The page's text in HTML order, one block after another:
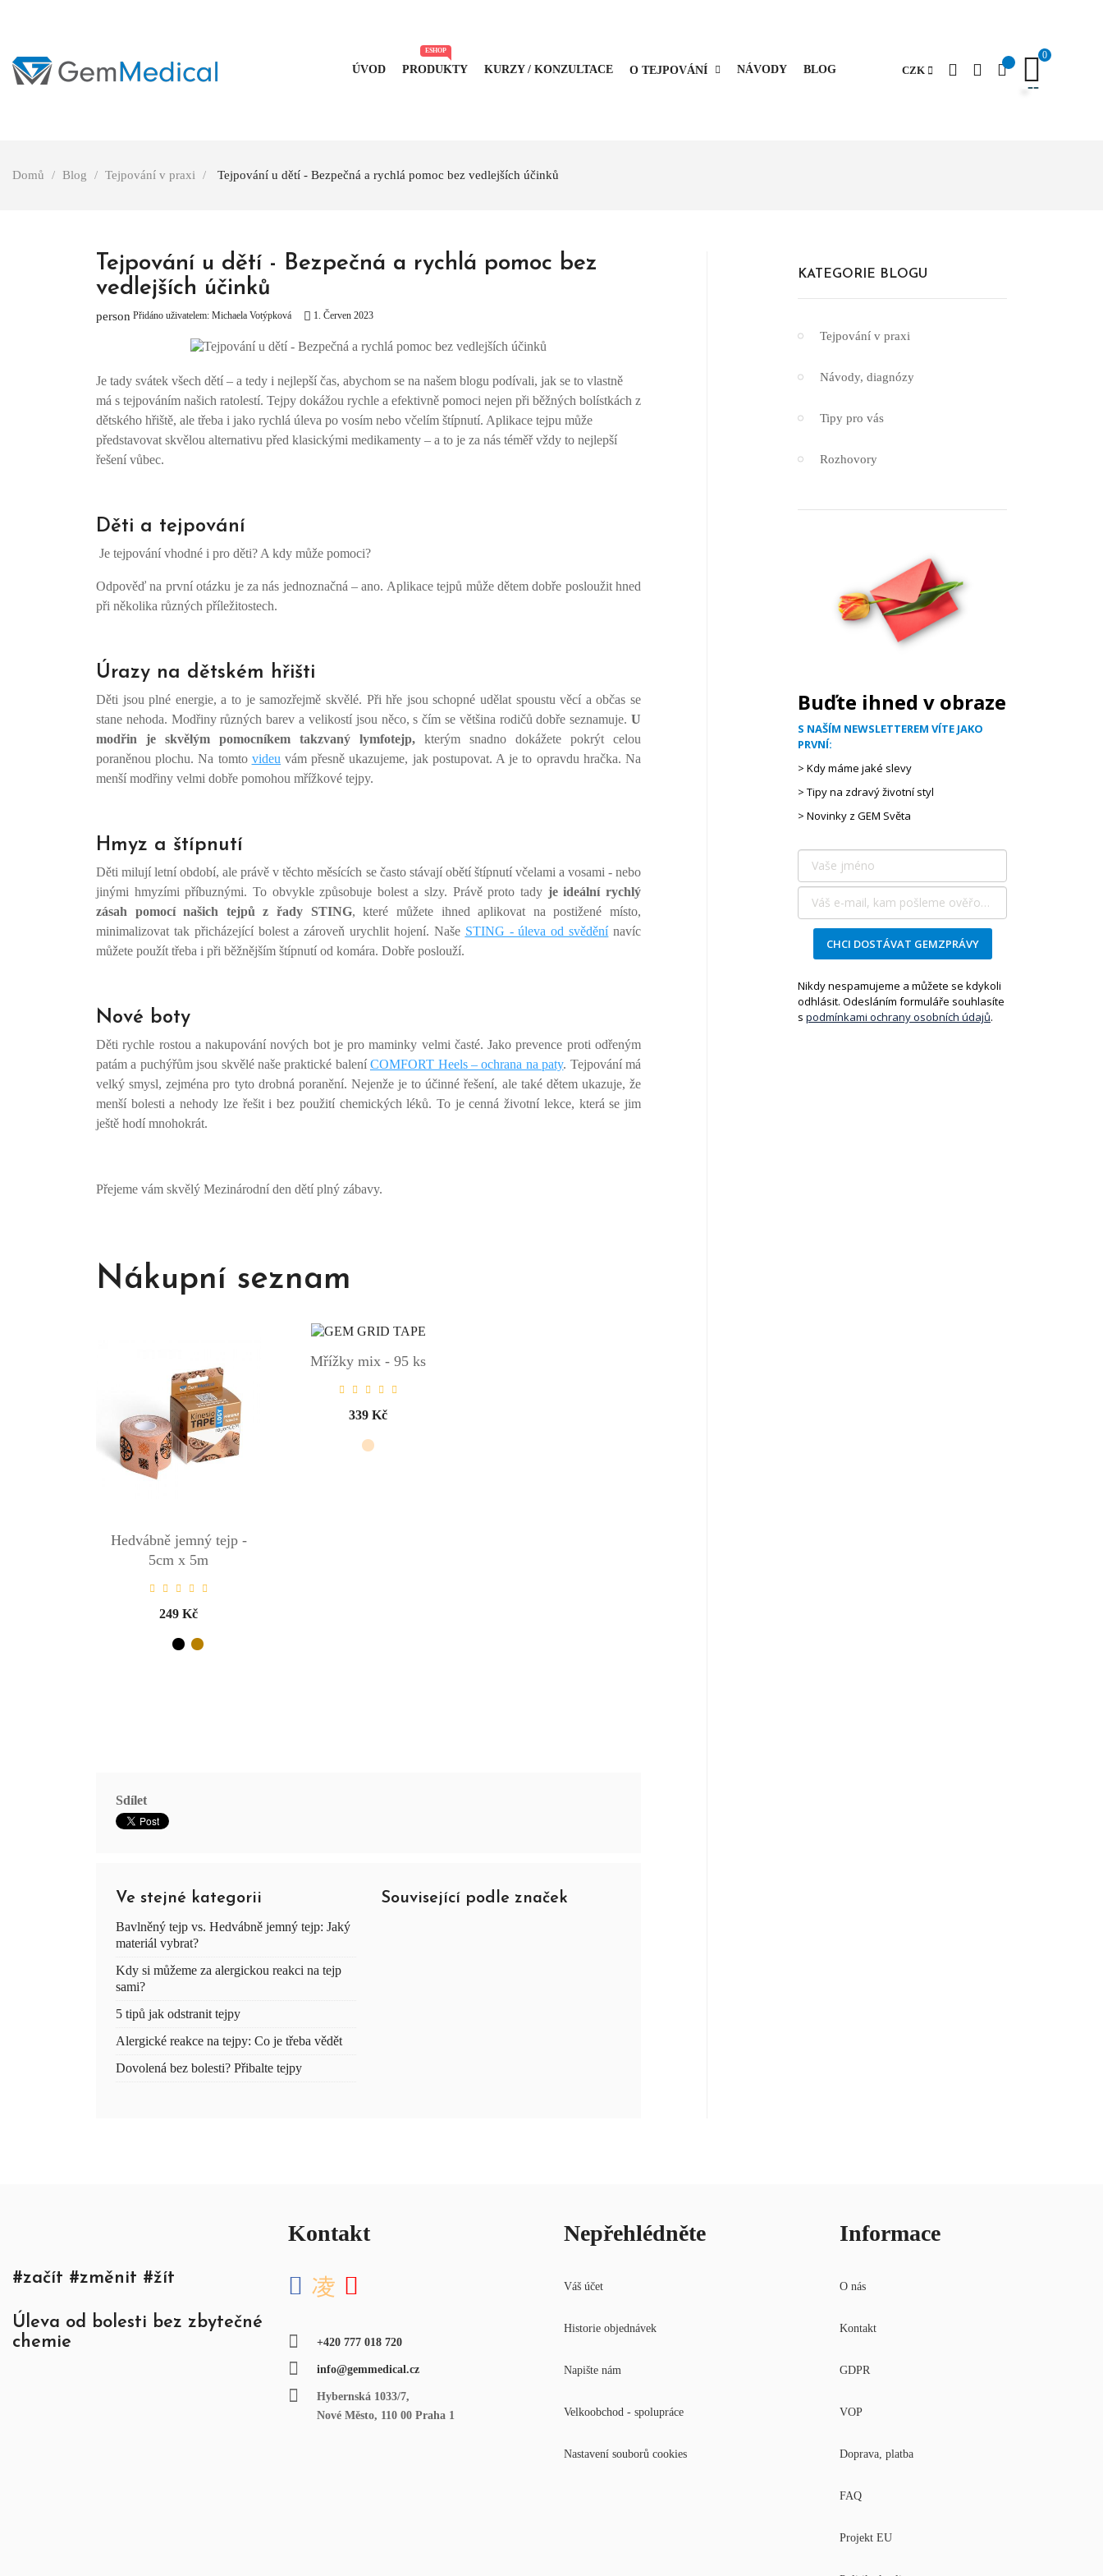
ÚVOD PRODUKTY
ESHOP
KURZY / KONZULTACE O TEJPOVÁNÍ NÁVODY BLOG CZK
0
Domů Blog Tejpování v praxi Tejpování u dětí - Bezpečná a rychlá pomoc bez vedlejších účinků
Tejpování u dětí - Bezpečná a rychlá pomoc bez
vedlejších účinků
person Přidáno uživatelem: Michaela Votýpková  1. Červen 2023
Je tady svátek všech dětí – a tedy i nejlepší čas, abychom se na našem blogu podívali, jak se to vlastně
má s tejpováním našich ratolestí. Tejpy dokážou rychle a efektivně pomoci nejen při běžných bolístkách z
dětského hřiště, ale třeba i jako rychlá úleva po vosím nebo včelím štípnutí. Aplikace tejpu může
představovat skvělou alternativu před klasickými medikamenty – a to je za nás téměř vždy to nejlepší
řešení vůbec.
Děti a tejpování
Je tejpování vhodné i pro děti? A kdy může pomoci?
Odpověď na první otázku je za nás jednoznačná – ano. Aplikace tejpů může dětem dobře posloužit hned
při několika různých příležitostech.
Úrazy na dětském hřišti
Děti jsou plné energie, a to je samozřejmě skvělé. Při hře jsou schopné udělat spoustu věcí a občas se
stane nehoda. Modřiny různých barev a velikostí jsou něco, s čím se většina rodičů dobře seznamuje. U
modřin je skvělým pomocníkem takzvaný lymfotejp, kterým snadno dokážete pokrýt celou
poraněnou plochu. Na tomto videu vám přesně ukazujeme, jak postupovat. A je to opravdu hračka. Na
menší modřiny velmi dobře pomohou mřížkové tejpy.
Hmyz a štípnutí
Děti milují letní období, ale právě v těchto měsících se často stávají obětí štípnutí včelami a vosami - nebo
jinými hmyzími příbuznými. To obvykle způsobuje bolest a slzy. Právě proto tady je ideální rychlý
zásah pomocí našich tejpů z řady STING, které můžete ihned aplikovat na postižené místo,
minimalizovat tak přicházející bolest a zároveň urychlit hojení. Naše STING - úleva od svěděnínavíc
můžete použít třeba i při běžnějším štípnutí od komára. Dobře poslouží.
Nové boty
Děti rychle rostou a nakupování nových bot je pro maminky velmi časté. Jako prevence proti odřeným
patám a puchýřům jsou skvělé naše praktické baleníCOMFORT Heels – ochrana na paty. Tejpování má
velký smysl, zejména pro tyto drobná poranění. Nejenže je to účinné řešení, ale také dětem ukazuje, že
menší bolesti a nehody lze řešit i bez použití chemických léků. To je cenná životní lekce, která se jim
ještě hodí mnohokrát.
Přejeme vám skvělý Mezinárodní den dětí plný zábavy.
Nákupní seznam
Hedvábně jemný tejp -
5cm x 5m
249 Kč
Mřížky mix - 95 ks
339 Kč
Sdílet
Ve stejné kategorii
Bavlněný tejp vs. Hedvábně jemný tejp: Jaký
materiál vybrat?
Kdy si můžeme za alergickou reakci na tejp
sami?
5 tipů jak odstranit tejpy
Alergické reakce na tejpy: Co je třeba vědět
Dovolená bez bolesti? Přibalte tejpy
Související podle značek
KATEGORIE BLOGU
Tejpování v praxi
Návody, diagnózy
Tipy pro vás
Rozhovory
Buďte ihned v obraze
S NAŠÍM NEWSLETTEREM VÍTE JAKO
PRVNÍ:
> Kdy máme jaké slevy
> Tipy na zdravý životní styl
> Novinky z GEM Světa
CHCI DOSTÁVAT GEMZPRÁVY
Nikdy nespamujeme a můžete se kdykoli
odhlásit. Odesláním formuláře souhlasíte
s podmínkami ochrany osobních údajů.
#začít #změnit #žít
Úleva od bolesti bez zbytečné
chemie
Kontakt
+420 777 018 720
info@gemmedical.cz
Hybernská 1033/7,
Nové Město, 110 00 Praha 1
Nepřehlédněte
Váš účet
Historie objednávek
Napište nám
Velkoobchod - spolupráce
Nastavení souborů cookies
Informace
O nás
Kontakt
GDPR
VOP
Doprava, platba
FAQ
Projekt EU